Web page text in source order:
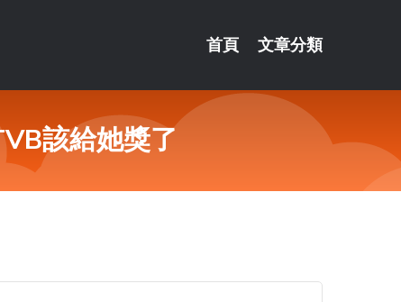
首頁 文章分類
該給她獎了